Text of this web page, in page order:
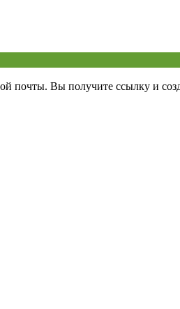
почты. Вы получите ссылку и